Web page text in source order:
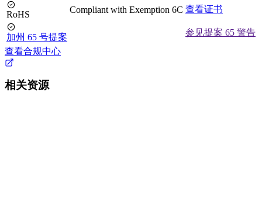
RoHS Compliant with Exemption 6C 查看证书
加州 65 号提案
参见提案 65 警告
查看合规中心
相关资源